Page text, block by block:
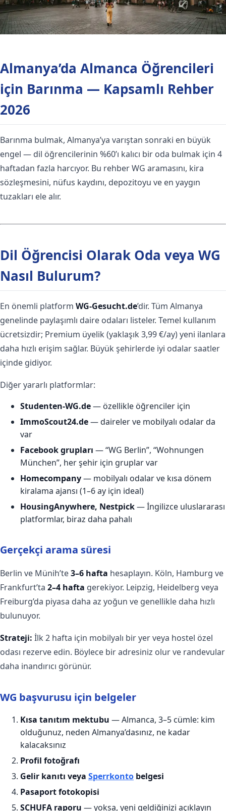
Almanya’da Almanca Öğrencileri
için Barınma — Kapsamlı Rehber
2026
Barınma bulmak, Almanya’ya varıştan sonraki en büyük
engel — dil öğrencilerinin %60’ı kalıcı bir oda bulmak için 4
haftadan fazla harcıyor. Bu rehber WG aramasını, kira
sözleşmesini, nüfus kaydını, depozitoyu ve en yaygın
tuzakları ele alır.
Dil Öğrencisi Olarak Oda veya WG
Nasıl Bulurum?
En önemli platform WG-Gesucht.de’dir. Tüm Almanya
genelinde paylaşımlı daire odaları listeler. Temel kullanım
ücretsizdir; Premium üyelik (yaklaşık 3,99 €/ay) yeni ilanlara
daha hızlı erişim sağlar. Büyük şehirlerde iyi odalar saatler
içinde gidiyor.
Diğer yararlı platformlar:
Studenten-WG.de— özellikle öğrenciler için
ImmoScout24.de— daireler ve mobilyalı odalar da
var
Facebook grupları — “WG Berlin”, “Wohnungen
München”, her şehir için gruplar var
Homecompany— mobilyalı odalar ve kısa dönem
kiralama ajansı (1–6 ay için ideal)
HousingAnywhere, Nestpick— İngilizce uluslararası
platformlar, biraz daha pahalı
Gerçekçi arama süresi
Berlin ve Münih’te3–6 hafta hesaplayın. Köln, Hamburg ve
Frankfurt’ta 2–4 hafta gerekiyor. Leipzig, Heidelberg veya
Freiburg’da piyasa daha az yoğun ve genellikle daha hızlı
bulunuyor.
Strateji: İlk 2 hafta için mobilyalı bir yer veya hostel özel
odası rezerve edin. Böylece bir adresiniz olur ve randevular
daha inandırıcı görünür.
WG başvurusu için belgeler
Kısa tanıtım mektubu — Almanca, 3–5 cümle: kim
olduğunuz, neden Almanya’dasınız, ne kadar
kalacaksınız
Profil fotoğrafı
Gelir kanıtı veya Sperrkonto belgesi
Pasaport fotokopisi
SCHUFA raporu — yoksa, yeni geldiğinizi açıklayın